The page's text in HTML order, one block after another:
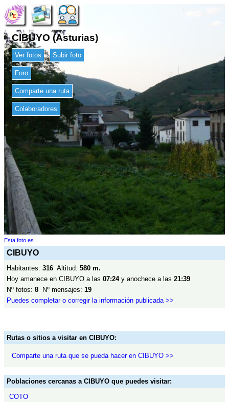
CIBUYO (Asturias)
Ver fotos Subir foto
Foro
Comparte una ruta
Colaboradores
Esta foto es...
CIBUYO
Habitantes: 316 Altitud: 580 m.
Hoy amanece en CIBUYO a las 07:24y anochece a las 21:39
Nº fotos: 8 Nº mensajes: 19
Puedes completar o corregir la información publicada >>
Rutas o sitios a visitar en CIBUYO:
Comparte una ruta que se pueda hacer en CIBUYO >>
Poblaciones cercanas a CIBUYO que puedes visitar:
COTO